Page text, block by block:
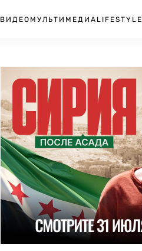
ВИДЕО МУЛЬТИМЕДИА LIFESTYLE